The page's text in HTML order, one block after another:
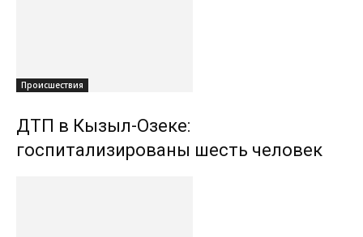
Происшествия
ДТП в Кызыл-Озеке:
госпитализированы шесть человек